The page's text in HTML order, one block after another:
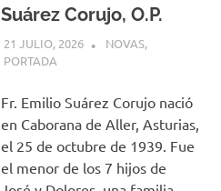
Suárez Corujo, O.P.
21 JULIO, 2026 COMUNIDADE
NOVAS,
PORTADA
Fr. Emilio Suárez Corujo nació
en Caborana de Aller, Asturias,
el 25 de octubre de 1939. Fue
el menor de los 7 hijos de